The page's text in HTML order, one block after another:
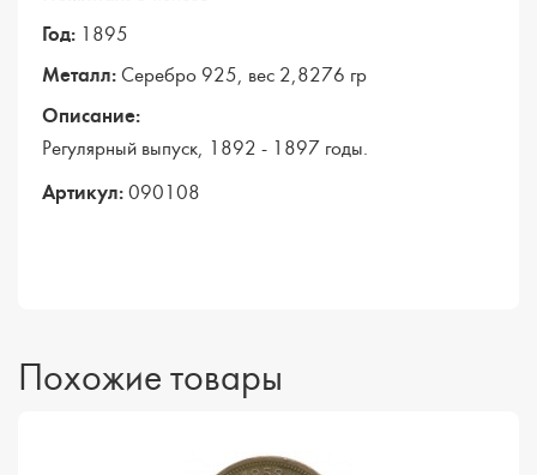
Год: 1895
Металл: Серебро 925, вес 2,8276 гр
Описание:
Регулярный выпуск, 1892 - 1897 годы.
Артикул: 090108
Похожие товары